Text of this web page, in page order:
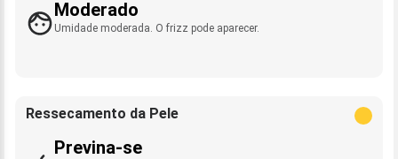
Moderado
Umidade moderada. O frizz pode aparecer.
Ressecamento da Pele
Previna-se